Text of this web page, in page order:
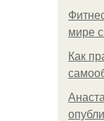
мире
Как